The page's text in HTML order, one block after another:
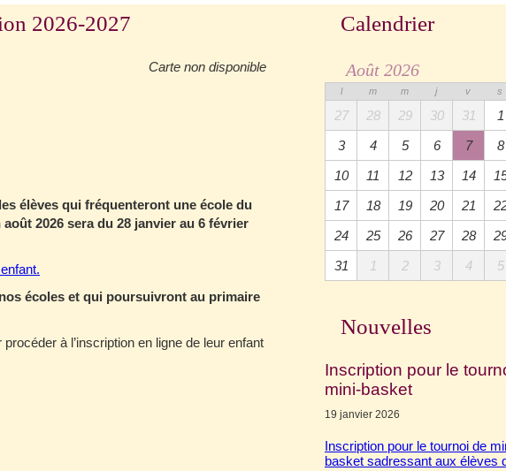
2026-2027
Carte non disponible
élèves qui fréquenteront une école du
2026 sera du 28 janvier au 6 février
écoles et qui poursuivront au primaire
à l’inscription en ligne de leur enfant
Calendrier
Août 2026
l m m j v s
27 28 29 30 31 1
3
4 5 6 7 8
10
11 12 13 14
17
18 19 20 21
24
25 26 27 28
31
1 2 3 4 5
Nouvelles
Inscription pour le
mini-basket
19 janvier 2026
Inscription pour le tournoi de
basket sadressant aux élèves